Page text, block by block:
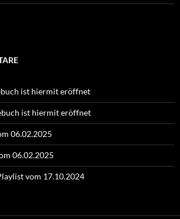
ist hiermit eröffnet
ist hiermit eröffnet
06.02.2025
06.02.2025
vom 17.10.2024